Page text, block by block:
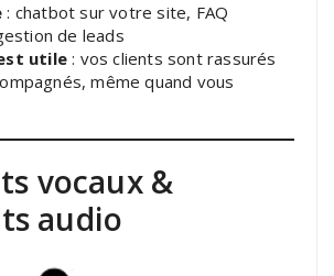
: chatbot sur votre site, FAQ
de leads
utile : vos clients sont rassurés
même quand vous
vocaux &
audio